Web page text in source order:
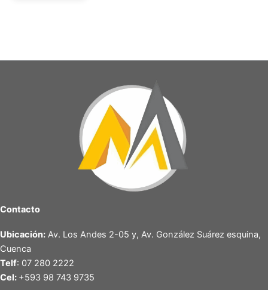
Contacto
Ubicación: Av. Los Andes 2-05 y, Av. González Suárez esquina,
Cuenca
Telf: 07 280 2222
Cel: +593 98 743 9735